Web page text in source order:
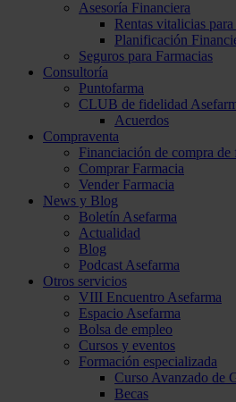
Asesoría Financiera
Rentas vitalicias
Planificación
Seguros para Farmacias
Consultoría
Puntofarma
CLUB de fidelidad
Acuerdos
Compraventa
Financiación de compra de
Comprar Farmacia
Vender Farmacia
News y Blog
Boletín Asefarma
Actualidad
Blog
Podcast Asefarma
Otros servicios
VIII Encuentro Asefarma
Espacio Asefarma
Bolsa de empleo
Cursos y eventos
Formación especializada
Curso Avanzado de
Becas